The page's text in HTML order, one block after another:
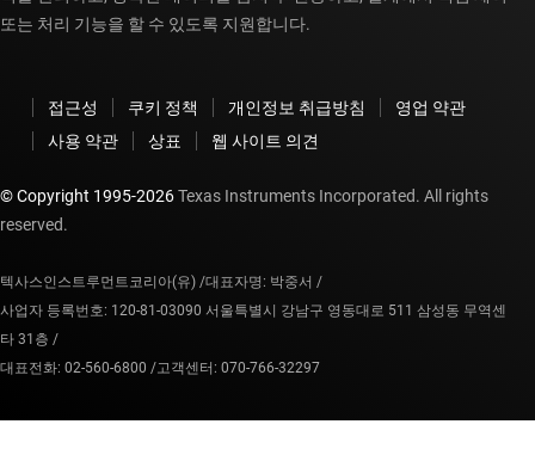
또는 처리 기능을 할 수 있도록 지원합니다.
접근성 쿠키 정책 개인정보 취급방침
영업 약관
사용 약관
상표 웹 사이트 의견
© Copyright 1995-2026Texas Instruments Incorporated. All rights
reserved.
텍사스인스트루먼트코리아(유) /대표자명: 박중서 /
사업자 등록번호: 120-81-03090 서울특별시 강남구 영동대로 511 삼성동 무역센
타 31층 /
대표전화: 02-560-6800 /고객센터: 070-766-32297